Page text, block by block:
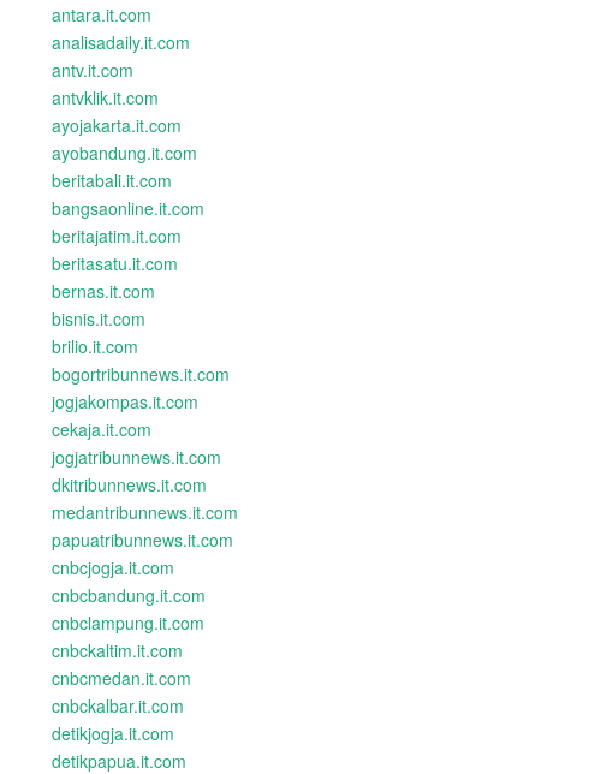
antara.it.com
analisadaily.it.com
antv.it.com
antvklik.it.com
ayojakarta.it.com
ayobandung.it.com
beritabali.it.com
bangsaonline.it.com
beritajatim.it.com
beritasatu.it.com
bernas.it.com
bisnis.it.com
brilio.it.com
bogortribunnews.it.com
jogjakompas.it.com
cekaja.it.com
jogjatribunnews.it.com
dkitribunnews.it.com
medantribunnews.it.com
papuatribunnews.it.com
cnbcjogja.it.com
cnbcbandung.it.com
cnbclampung.it.com
cnbckaltim.it.com
cnbcmedan.it.com
cnbckalbar.it.com
detikjogja.it.com
detikpapua.it.com